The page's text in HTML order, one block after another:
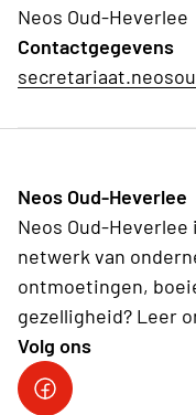
Neos Oud-Heverlee
Contactgegevens
Neos Oud-Heverlee
Neos Oud-Heverlee
netwerk van
ontmoetingen,
gezelligheid? Leer
Volg ons
Facebook